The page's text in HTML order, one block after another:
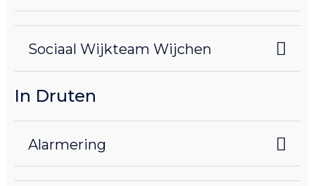
Sociaal Wijkteam Wijchen
In Druten
Alarmering